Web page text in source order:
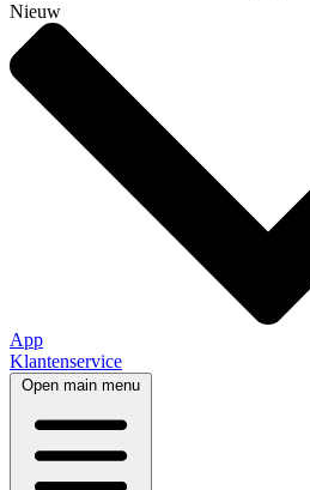
Nieuw
App
Klantenservice
Open main menu